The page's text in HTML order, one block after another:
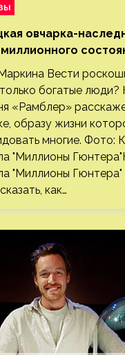
овчарка-
Вести
богатые люди?
«Рамблер»
образу жизни
многие. Фото:
"Миллионы
"Миллионы Гюнтера"
как…